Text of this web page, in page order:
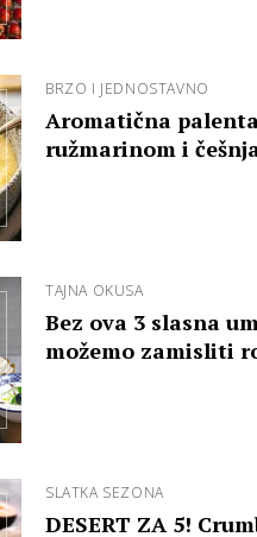
BRZO I JEDNOSTAVNO
Aromatična
ružmarinom i
TAJNA OKUSA
Bez ova 3 slasna
možemo zamisliti
SLATKA SEZONA
DESERT ZA 5!